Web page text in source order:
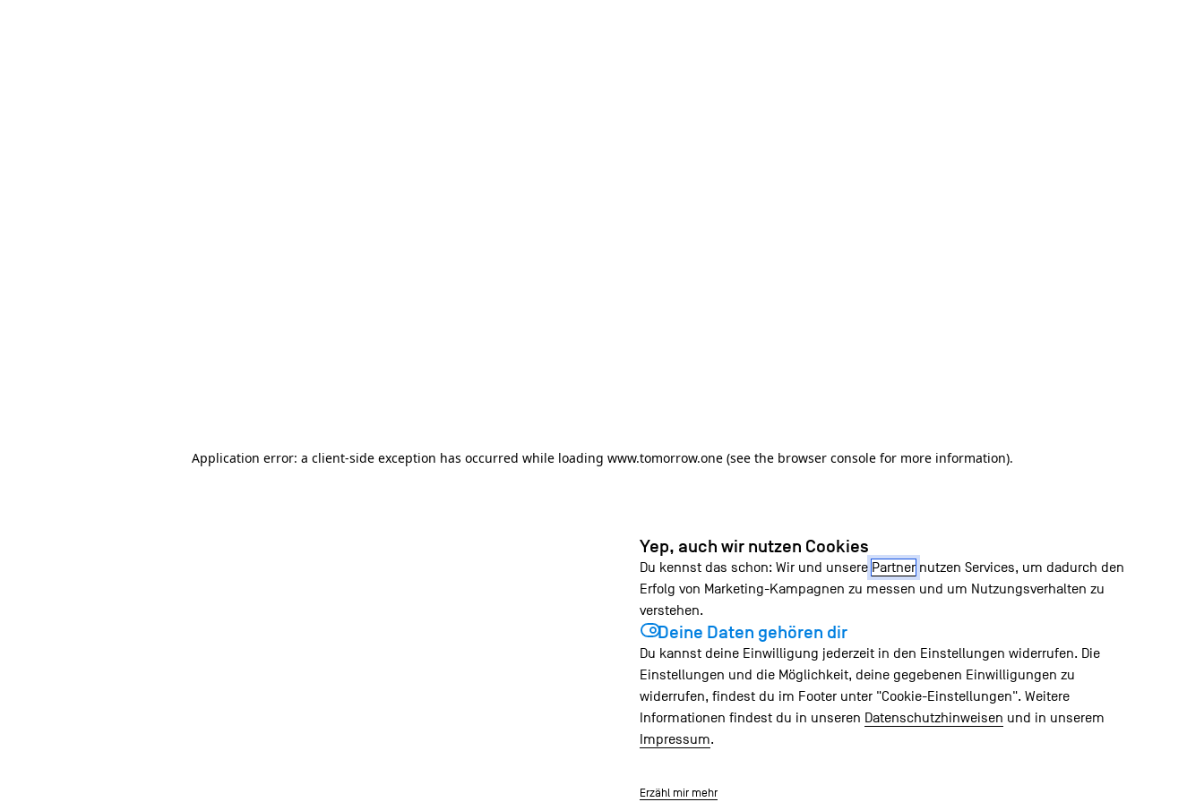
Application error: a client-side exception has occurred while loading www.tomorrow.one (see the browser console for more information).
Yep, auch wir nutzen Cookies
Du kennst das schon: Wir und unsere Partnernutzen Services, um dadurch den
Erfolg von Marketing-Kampagnen zu messen und um Nutzungsverhalten zu
verstehen.
Deine Daten gehören dir
Du kannst deine Einwilligung jederzeit in den Einstellungen widerrufen. Die
Einstellungen und die Möglichkeit, deine gegebenen Einwilligungen zu
widerrufen, findest du im Footer unter "Cookie-Einstellungen". Weitere
Informationen findest du in unseren Datenschutzhinweisen und in unserem
Impressum.
Erzähl mir mehr